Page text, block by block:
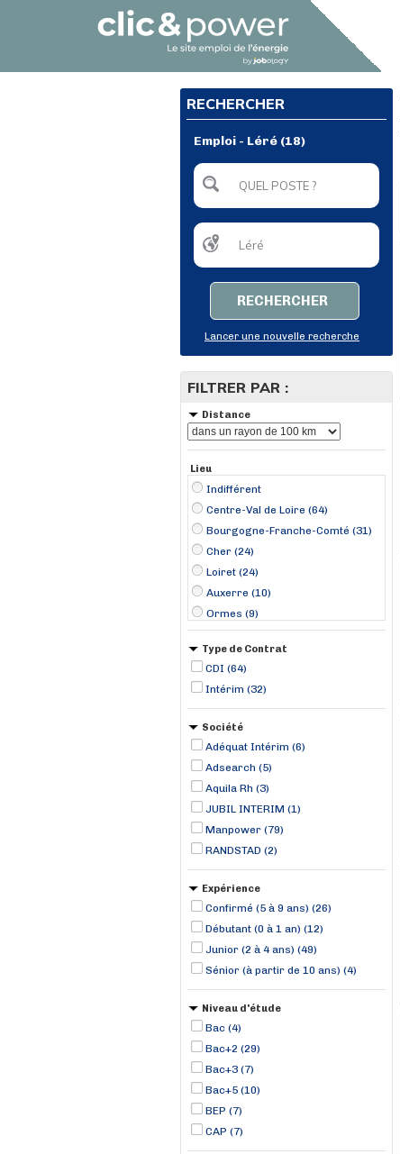
RECHERCHER
Emploi - Léré (18)
RECHERCHER
Lancer une nouvelle recherche
FILTRER PAR :
Distance
Lieu
Indifférent
Centre-Val de Loire (64)
Bourgogne-Franche-Comté (31)
Cher (24)
Loiret (24)
Auxerre (10)
Ormes (9)
Sens (7)
Vierzon (7)
Orléans (5)
Saint-Laurent-Nouan (5)
Type de Contrat
CDI (64)
Intérim (32)
Société
Adéquat Intérim (6)
Adsearch (5)
Aquila Rh (3)
JUBIL INTERIM (1)
Manpower (79)
RANDSTAD (2)
Expérience
Confirmé (5 à 9 ans) (26)
Débutant (0 à 1 an) (12)
Junior (2 à 4 ans) (49)
Sénior (à partir de 10 ans) (4)
Niveau d'étude
Bac (4)
Bac+2 (29)
Bac+3 (7)
Bac+5 (10)
BEP (7)
CAP (7)